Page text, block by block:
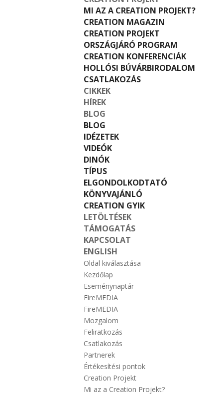
MI AZ A CREATION PROJEKT?
CREATION MAGAZIN
CREATION PROJEKT
ORSZÁGJÁRÓ PROGRAM
CREATION KONFERENCIÁK
HOLLÓSI BÚVÁRBIRODALOM
CSATLAKOZÁS
CIKKEK
HÍREK
BLOG
BLOG
IDÉZETEK
VIDEÓK
DINÓK
TÍPUS
ELGONDOLKODTATÓ
KÖNYVAJÁNLÓ
CREATION GYIK
LETÖLTÉSEK
TÁMOGATÁS
KAPCSOLAT
ENGLISH
Oldal kiválasztása
Kezdőlap
Eseménynaptár
FireMEDIA
FireMEDIA
Mozgalom
Feliratkozás
Csatlakozás
Partnerek
Értékesítési pontok
Creation Projekt
Mi az a Creation Projekt?